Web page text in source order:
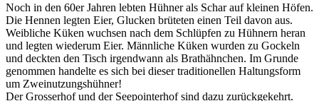
Noch in den 60er Jahren lebten Hühner als Schar auf kleinen Höfen.
Die Hennen legten Eier, Glucken brüteten einen Teil davon aus.
Weibliche Küken wuchsen nach dem Schlüpfen zu Hühnern heran
und legten wiederum Eier. Männliche Küken wurden zu Gockeln
und deckten den Tisch irgendwann als Brathähnchen. Im Grunde
genommen handelte es sich bei dieser traditionellen Haltungsform
um Zweinutzungshühner!
Der Grosserhof und der Seepointerhof sind dazu zurückgekehrt.